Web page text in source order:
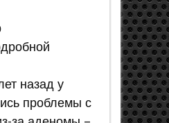
назад у
проблемы с